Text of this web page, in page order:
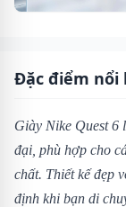
Đặc điểm nổi
Giày Nike Quest 6
đại, phù hợp cho
chất. Thiết kế đẹp
định khi bạn di